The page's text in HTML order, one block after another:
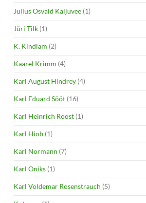
Julius Osvald Kaljuvee (1)
Jüri Tilk (1)
K. Kindlam (2)
Kaarel Krimm (4)
Karl August Hindrey (4)
Karl Eduard Sööt (16)
Karl Heinrich Roost (1)
Karl Hiob (1)
Karl Normann (7)
Karl Oniks (1)
Karl Voldemar Rosenstrauch (5)